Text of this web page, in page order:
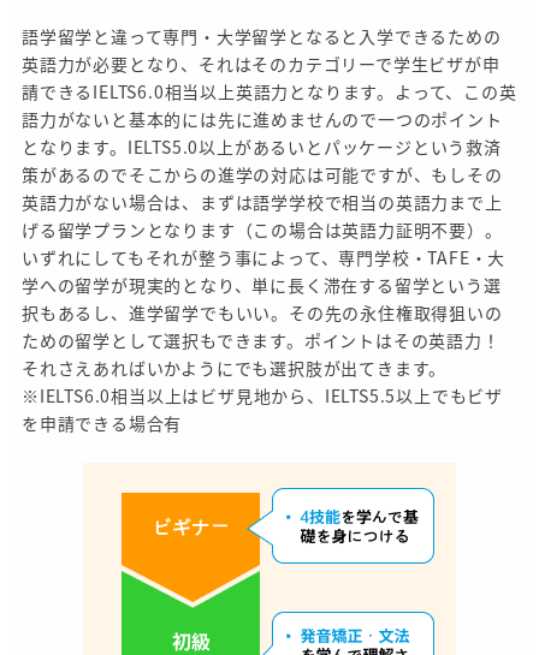
語学留学と違って専門・大学留学となると入学できるための
英語力が必要となり、それはそのカテゴリーで学生ビザが申
請できるIELTS6.0相当以上英語力となります。よって、この英
語力がないと基本的には先に進めませんので一つのポイント
となります。IELTS5.0以上があるいとパッケージという救済
策があるのでそこからの進学の対応は可能ですが、もしその
英語力がない場合は、まずは語学学校で相当の英語力まで上
げる留学プランとなります（この場合は英語力証明不要）。
いずれにしてもそれが整う事によって、専門学校・TAFE・大
学への留学が現実的となり、単に長く滞在する留学という選
択もあるし、進学留学でもいい。その先の永住権取得狙いの
ための留学として選択もできます。ポイントはその英語力！
それさえあればいかようにでも選択肢が出てきます。
※IELTS6.0相当以上はビザ見地から、IELTS5.5以上でもビザ
を申請できる場合有